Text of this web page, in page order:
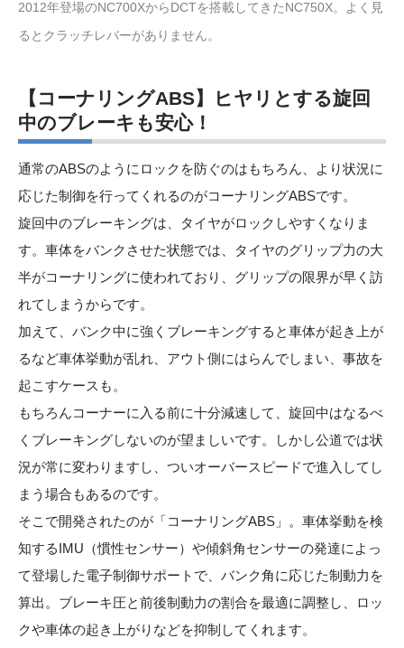
2012年登場のNC700XからDCTを搭載してきたNC750X。よく見
るとクラッチレバーがありません。
【コーナリングABS】ヒヤリとする旋回
中のブレーキも安心！
通常のABSのようにロックを防ぐのはもちろん、より状況に
応じた制御を行ってくれるのがコーナリングABSです。
旋回中のブレーキングは、タイヤがロックしやすくなりま
す。車体をバンクさせた状態では、タイヤのグリップ力の大
半がコーナリングに使われており、グリップの限界が早く訪
れてしまうからです。
加えて、バンク中に強くブレーキングすると車体が起き上が
るなど車体挙動が乱れ、アウト側にはらんでしまい、事故を
起こすケースも。
もちろんコーナーに入る前に十分減速して、旋回中はなるべ
くブレーキングしないのが望ましいです。しかし公道では状
況が常に変わりますし、ついオーバースピードで進入してし
まう場合もあるのです。
そこで開発されたのが「コーナリングABS」。車体挙動を検
知するIMU（慣性センサー）や傾斜角センサーの発達によっ
て登場した電子制御サポートで、バンク角に応じた制動力を
算出。ブレーキ圧と前後制動力の割合を最適に調整し、ロッ
クや車体の起き上がりなどを抑制してくれます。